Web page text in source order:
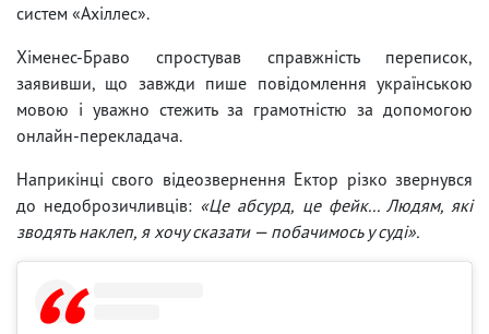
систем «Ахіллес».
Хіменес-Браво спростував справжність переписок,
заявивши, що завжди пише повідомлення українською
мовою і уважно стежить за грамотністю за допомогою
онлайн-перекладача.
Наприкінці свого відеозвернення Ектор різко звернувся
до недоброзичливців: «Це абсурд, це фейк... Людям, які
зводять наклеп, я хочу сказати — побачимось у суді».